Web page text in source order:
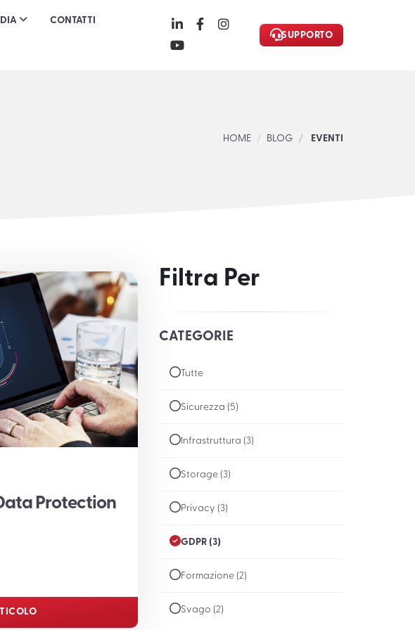
CONTATTI
SUPPORTO
HOME BLOG EVENTI
Protection
Filtra Per
CATEGORIE
Tutte
Sicurezza (5)
Infrastruttura (3)
Storage (3)
Privacy (3)
GDPR (3)
Formazione (2)
Svago (2)